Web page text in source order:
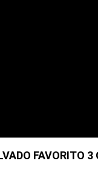
FAVORITO 3